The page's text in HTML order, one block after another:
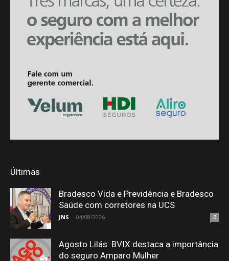
Últimas
Bradesco Vida e Previdência e Bradesco
Saúde com corretores na UCS
JNS - 04/08/2026 0
Agosto Lilás: BVIX destaca a importância
do seguro Amparo Mulher